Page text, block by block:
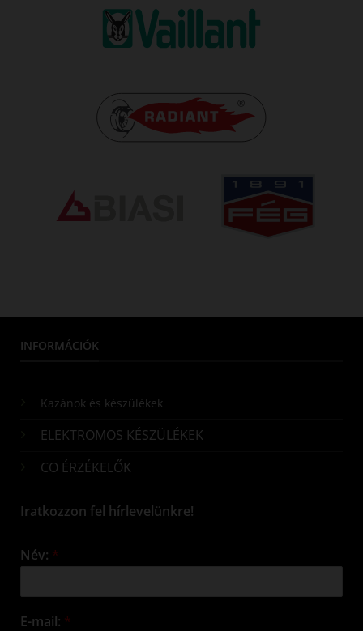
INFORMÁCIÓK
Kazánok és készülékek
ELEKTROMOS KÉSZÜLÉKEK
CO ÉRZÉKELŐK
Iratkozzon fel hírlevelünkre!
Név: *
E-mail: *